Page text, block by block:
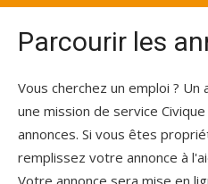
Parcourir les
Vous cherchez un emploi ?
une mission de service
annonces. Si vous êtes
remplissez votre annonce à
Votre annonce sera mise en